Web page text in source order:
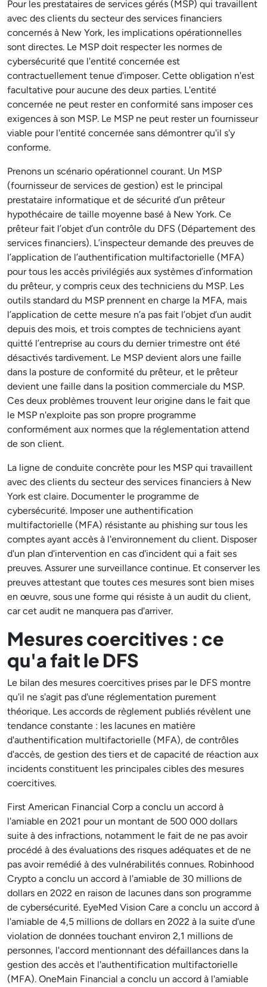
Pour les prestataires de services gérés (MSP) qui travaillent
avec des clients du secteur des services financiers
concernés à New York, les implications opérationnelles
sont directes. Le MSP doit respecter les normes de
cybersécurité que l'entité concernée est
contractuellement tenue d'imposer. Cette obligation n'est
facultative pour aucune des deux parties. L'entité
concernée ne peut rester en conformité sans imposer ces
exigences à son MSP. Le MSP ne peut rester un fournisseur
viable pour l'entité concernée sans démontrer qu'il s'y
conforme.
Prenons un scénario opérationnel courant. Un MSP
(fournisseur de services de gestion) est le principal
prestataire informatique et de sécurité d’un prêteur
hypothécaire de taille moyenne basé à New York. Ce
prêteur fait l’objet d’un contrôle du DFS (Département des
services financiers). L’inspecteur demande des preuves de
l’application de l’authentification multifactorielle (MFA)
pour tous les accès privilégiés aux systèmes d’information
du prêteur, y compris ceux des techniciens du MSP. Les
outils standard du MSP prennent en charge la MFA, mais
l’application de cette mesure n’a pas fait l’objet d’un audit
depuis des mois, et trois comptes de techniciens ayant
quitté l’entreprise au cours du dernier trimestre ont été
désactivés tardivement. Le MSP devient alors une faille
dans la posture de conformité du prêteur, et le prêteur
devient une faille dans la position commerciale du MSP.
Ces deux problèmes trouvent leur origine dans le fait que
le MSP n'exploite pas son propre programme
conformément aux normes que la réglementation attend
de son client.
La ligne de conduite concrète pour les MSP qui travaillent
avec des clients du secteur des services financiers à New
York est claire. Documenter le programme de
cybersécurité. Imposer une authentification
multifactorielle (MFA) résistante au phishing sur tous les
comptes ayant accès à l'environnement du client. Disposer
d'un plan d'intervention en cas d'incident qui a fait ses
preuves. Assurer une surveillance continue. Et conserver les
preuves attestant que toutes ces mesures sont bien mises
en œuvre, sous une forme qui résiste à un audit du client,
car cet audit ne manquera pas d'arriver.
Mesures coercitives : ce
qu'a fait le DFS
Le bilan des mesures coercitives prises par le DFS montre
qu'il ne s'agit pas d'une réglementation purement
théorique. Les accords de règlement publiés révèlent une
tendance constante : les lacunes en matière
d'authentification multifactorielle (MFA), de contrôles
d'accès, de gestion des tiers et de capacité de réaction aux
incidents constituent les principales cibles des mesures
coercitives.
First American Financial Corp a conclu un accord à
l'amiable en 2021 pour un montant de 500 000 dollars
suite à des infractions, notamment le fait de ne pas avoir
procédé à des évaluations des risques adéquates et de ne
pas avoir remédié à des vulnérabilités connues. Robinhood
Crypto a conclu un accord à l'amiable de 30 millions de
dollars en 2022 en raison de lacunes dans son programme
de cybersécurité. EyeMed Vision Care a conclu un accord à
l'amiable de 4,5 millions de dollars en 2022 à la suite d'une
violation de données touchant environ 2,1 millions de
personnes, l'accord mentionnant des défaillances dans la
gestion des accès et l'authentification multifactorielle
(MFA). OneMain Financial a conclu un accord à l'amiable